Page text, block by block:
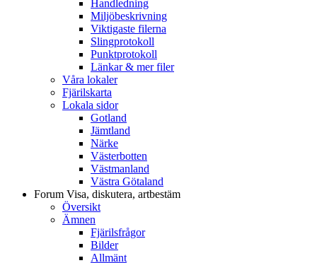
Handledning
Miljöbeskrivning
Viktigaste filerna
Slingprotokoll
Punktprotokoll
Länkar & mer filer
Våra lokaler
Fjärilskarta
Lokala sidor
Gotland
Jämtland
Närke
Västerbotten
Västmanland
Västra Götaland
Forum Visa, diskutera, artbestäm
Översikt
Ämnen
Fjärilsfrågor
Bilder
Allmänt